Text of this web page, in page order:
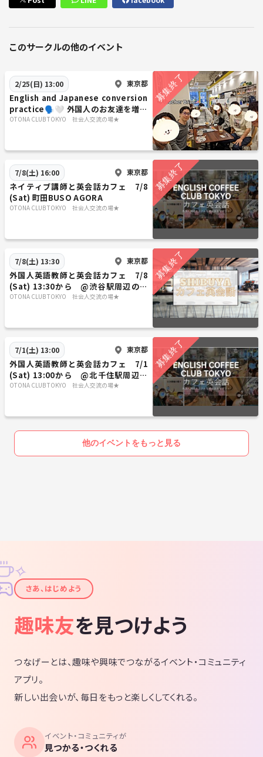
このサークルの他のイベント
2/25(日) 13:00 東京都
English and Japanese conversion
practice🗣️🤍 外国人のお友達を増や
しませんか？
OTONA CLUB TOKYO 社会人交流の場★
7/8(土) 16:00 東京都
ネイティブ講師と英会話カフェ 7/8
(Sat) 町田BUSO AGORA
OTONA CLUB TOKYO 社会人交流の場★
7/8(土) 13:30 東京都
外国人英語教師と英会話カフェ 7/8
(Sat) 13:30から @渋谷駅周辺のカ
フェ
OTONA CLUB TOKYO 社会人交流の場★
7/1(土) 13:00 東京都
外国人英語教師と英会話カフェ 7/1
(Sat) 13:00から @北千住駅周辺の
カフェ
OTONA CLUB TOKYO 社会人交流の場★
他のイベントをもっと見る
✦
✧
さあ、はじめよう
趣味友を見つけよう
つなげーとは、趣味や興味でつながるイベント・コミュニティ
アプリ。
新しい出会いが、毎日をもっと楽しくしてくれる。
イベント・コミュニティが
見つかる・つくれる